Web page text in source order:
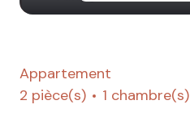
Appartement
2 pièce(s)
1 chambre(s)